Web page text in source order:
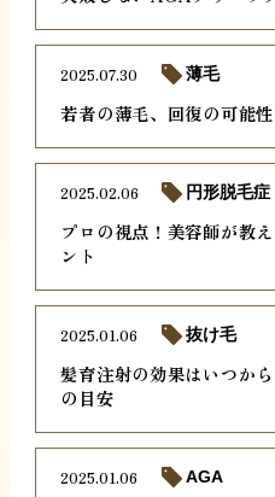
若者の薄毛、回復の可能性
2025.07.30 薄毛
プロの視点！美容師が教
ント
2025.02.06 円形脱毛症
髪育注射の効果はいつか
の目安
2025.01.06 抜け毛
2025.01.06 AGA